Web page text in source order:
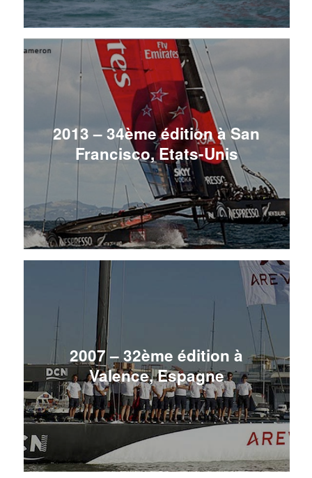
2013 – 34ème édition à San
Francisco, Etats-Unis
2007 – 32ème édition à
Valence, Espagne